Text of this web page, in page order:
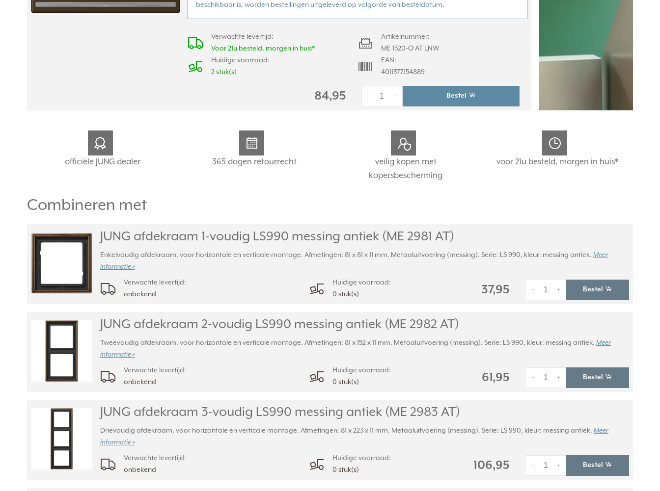
beschikbaar is, worden bestellingen uitgeleverd op volgorde van besteldatum.
Verwachte levertijd:
Voor 21u besteld, morgen in huis*
Huidige voorraad:
2 stuk(s)
Artikelnummer:
ME 1520-O AT LNW
EAN:
4011377154889
84,95 +
- Bestel
officiële JUNG dealer 365 dagen retourrecht
veilig kopen met
kopersbescherming
voor 21u besteld, morgen in huis*
Combineren met
JUNG afdekraam 1-voudig LS990 messing antiek (ME 2981 AT)
Enkelvoudig afdekraam, voor horizontale en verticale montage. Afmetingen: 81 x 81 x 11 mm. Metaaluitvoering (messing). Serie: LS 990, kleur: messing antiek. Meer
informatie »
Verwachte levertijd:
onbekend
Huidige voorraad:
0 stuk(s)
37,95 +
- Bestel
JUNG afdekraam 2-voudig LS990 messing antiek (ME 2982 AT)
Tweevoudig afdekraam, voor horizontale en verticale montage. Afmetingen: 81 x 152 x 11 mm. Metaaluitvoering (messing). Serie: LS 990, kleur: messing antiek. Meer
informatie »
Verwachte levertijd:
onbekend
Huidige voorraad:
0 stuk(s)
61,95 +
- Bestel
JUNG afdekraam 3-voudig LS990 messing antiek (ME 2983 AT)
Drievoudig afdekraam, voor horizontale en verticale montage. Afmetingen: 81 x 223 x 11 mm. Metaaluitvoering (messing). Serie: LS 990, kleur: messing antiek. Meer
informatie »
Verwachte levertijd:
onbekend
Huidige voorraad:
0 stuk(s)
106,95 +
- Bestel